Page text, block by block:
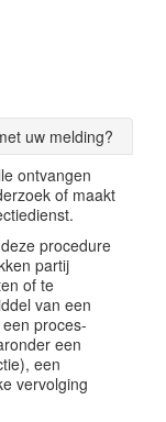
uw melding?
ontvangen
of maakt
procedure
partij
of te
van een
proces-
een
een
vervolging